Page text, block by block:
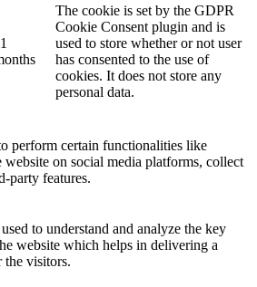
The cookie is set by the GDPR
Cookie Consent plugin and is
used to store whether or not user
has consented to the use of
cookies. It does not store any
personal data.
perform certain functionalities like
website on social media platforms, collect
party features.
to understand and analyze the key
website which helps in delivering a
the visitors.